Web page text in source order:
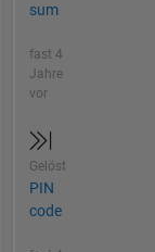
sum
fast 4
Jahre
vor
Gelöst
PIN
code